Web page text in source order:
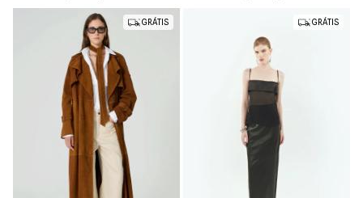
GRÁTIS GRÁTIS